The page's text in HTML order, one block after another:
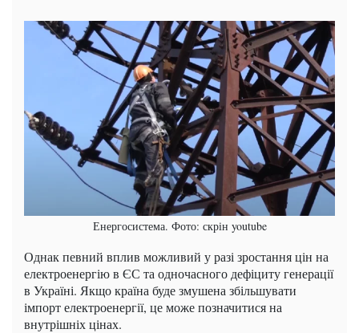
Енергосистема. Фото: скрін youtube
Однак певний вплив можливий у разі зростання цін на
електроенергію в ЄС та одночасного дефіциту генерації
в Україні. Якщо країна буде змушена збільшувати
імпорт електроенергії, це може позначитися на
внутрішніх цінах.